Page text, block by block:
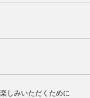
しみいただくために